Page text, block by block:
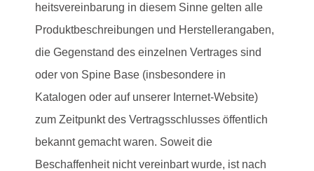
heitsvereinbarung in diesem Sinne gelten alle
Produktbeschreibungen und Herstellerangaben,
die Gegenstand des einzelnen Vertrages sind
oder von Spine Base (insbesondere in
Katalogen oder auf unserer Internet-Website)
zum Zeitpunkt des Vertragsschlusses öffentlich
bekannt gemacht waren. Soweit die
Beschaffenheit nicht vereinbart wurde, ist nach